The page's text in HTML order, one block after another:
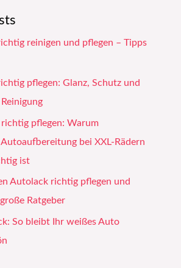
reinigen und pflegen – Tipps
pflegen: Glanz, Schutz und
pflegen: Warum
bei XXL-Rädern
ist
Autolack richtig pflegen und
Ratgeber
So bleibt Ihr weißes Auto